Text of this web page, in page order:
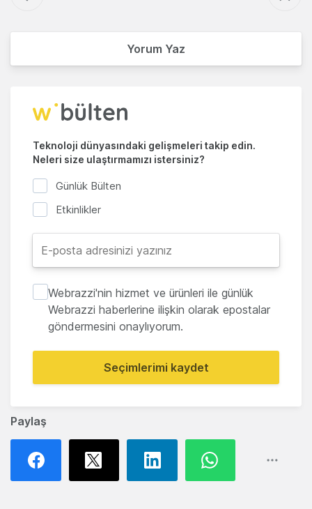
Paylaş
Yorum Yaz
Teknoloji dünyasındaki gelişmeleri takip edin.
Neleri size ulaştırmamızı istersiniz?
Günlük Bülten
Etkinlikler
Webrazzi'nin hizmet ve ürünleri ile günlük
Webrazzi haberlerine ilişkin olarak epostalar
göndermesini onaylıyorum.
Seçimlerimi kaydet